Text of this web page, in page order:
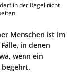
in der Regel nicht
Menschen ist im
in denen
wenn ein